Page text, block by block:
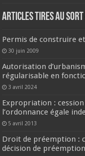
ARTICLES TIRES AU
Permis de construire
30 juin 2009
Autorisation
régularisable en
3 avril 2024
Expropriation :
l’ordonnance égale
5 avril 2013
Droit de préemption :
décision de